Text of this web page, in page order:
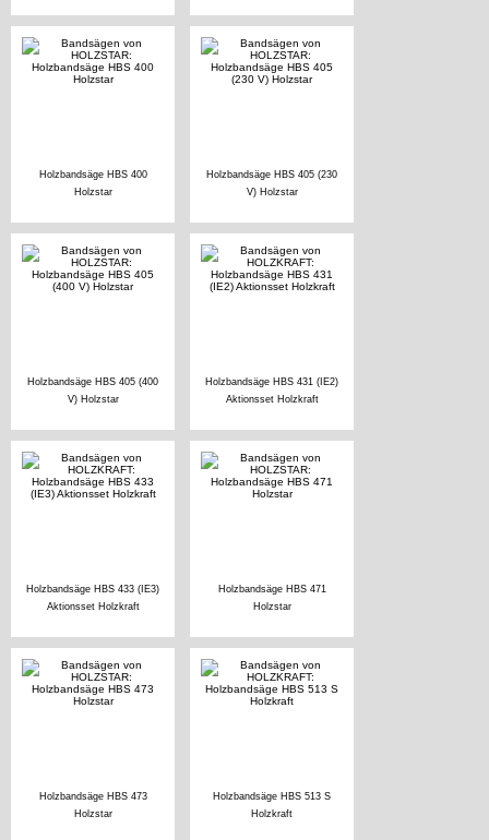
Holzbandsäge HBS 400
Holzstar
Holzbandsäge HBS 405 (230
V) Holzstar
Holzbandsäge HBS 405 (400
V) Holzstar
Holzbandsäge HBS 431 (IE2)
Aktionsset Holzkraft
Holzbandsäge HBS 433 (IE3)
Aktionsset Holzkraft
Holzbandsäge HBS 471
Holzstar
Holzbandsäge HBS 473
Holzstar
Holzbandsäge HBS 513 S
Holzkraft